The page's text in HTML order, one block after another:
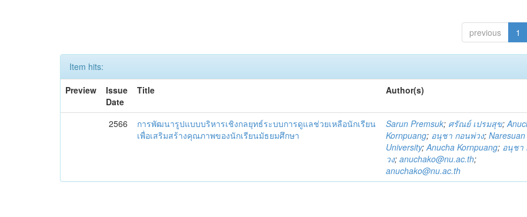
previous 1
Item hits:
Preview
Issue
Date
Title Author(s)
2566
การพัฒนารูปแบบบริหารเชิงกลยุทธ์ระบบการดูแลช่วยเหลือนักเรียน
เพื่อเสริมสร้างคุณภาพของนักเรียนมัธยมศึกษา
Sarun Premsuk; ศรัณย์ เปรมสุข;
Kornpuang; อนุชา กอนพ่วง;Naresuan
University;Anucha Kornpuang; อนุชา
วง;anuchako@nu.ac.th;
anuchako@nu.ac.th